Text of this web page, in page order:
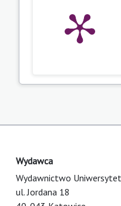
Wydawca
Wydawnictwo
ul. Jordana 18